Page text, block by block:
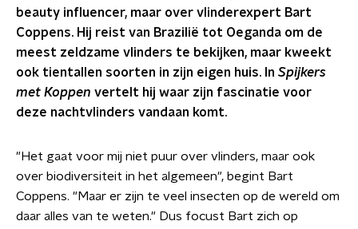
beauty influencer, maar over vlinderexpert Bart
Coppens. Hij reist van Brazilië tot Oeganda om de
meest zeldzame vlinders te bekijken, maar kweekt
ook tientallen soorten in zijn eigen huis. In Spijkers
met Koppen vertelt hij waar zijn fascinatie voor
deze nachtvlinders vandaan komt.
"Het gaat voor mij niet puur over vlinders, maar ook
over biodiversiteit in het algemeen", begint Bart
Coppens. "Maar er zijn te veel insecten op de wereld om
daar alles van te weten." Dus focust Bart zich op